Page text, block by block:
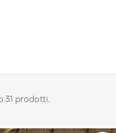
31 prodotti.